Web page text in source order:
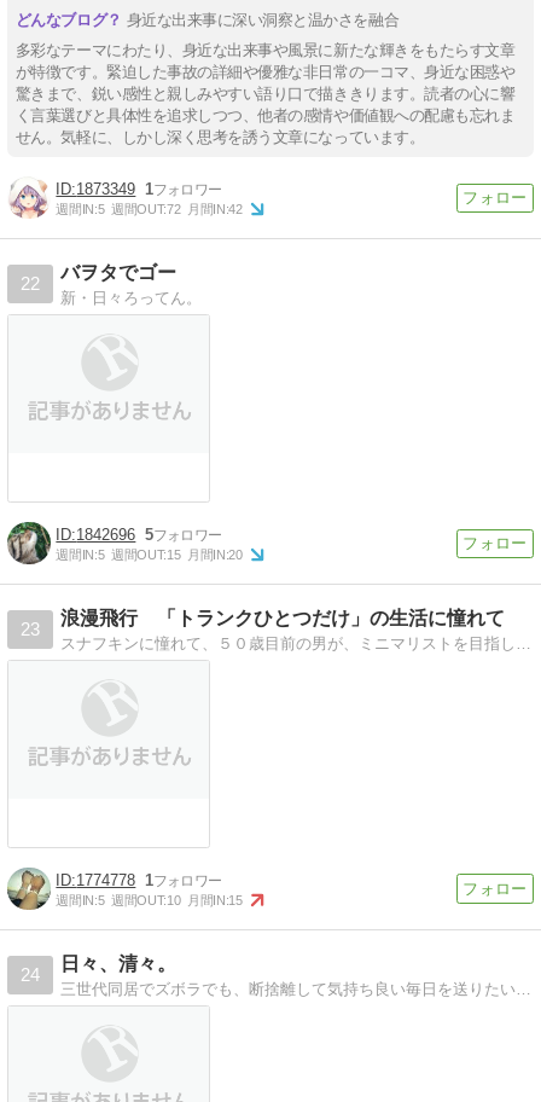
身近な出来事に深い洞察と温かさを融合
多彩なテーマにわたり、身近な出来事や風景に新たな輝きをもたらす文章
が特徴です。緊迫した事故の詳細や優雅な非日常の一コマ、身近な困惑や
驚きまで、鋭い感性と親しみやすい語り口で描ききります。読者の心に響
く言葉選びと具体性を追求しつつ、他者の感情や価値観への配慮も忘れま
せん。気軽に、しかし深く思考を誘う文章になっています。
1873349 1
週間IN:5 週間OUT:72 月間IN:42
22
バヲタでゴー
新・日々ろってん。
1842696 5
週間IN:5 週間OUT:15 月間IN:20
23
浪漫飛行 「トランクひとつだけ」の生活に憧れて
スナフキンに憧れて、５０歳目前の男が、ミニマリストを目指します。日々、断捨離に励みつつ、味気のなかったシンプルライフに、ピリッとスパイスの効いた彩りを添えます。
1774778 1
週間IN:5 週間OUT:10 月間IN:15
24
日々、清々。
三世代同居でズボラでも、断捨離して気持ち良い毎日を送りたい３０代主婦のブログです。